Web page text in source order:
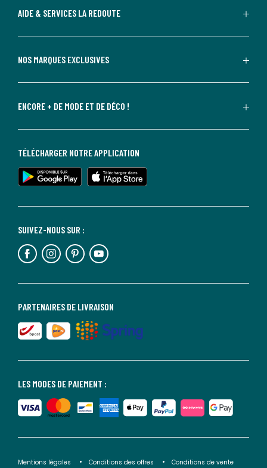
AIDE & SERVICES LA REDOUTE
NOS MARQUES EXCLUSIVES
ENCORE + DE MODE ET DE DÉCO !
LES MODES DE PAIEMENT :
PARTENAIRES DE LIVRAISON
SUIVEZ-NOUS SUR :
TÉLÉCHARGER NOTRE APPLICATION
Mentions légales Conditions des offres Conditions de vente